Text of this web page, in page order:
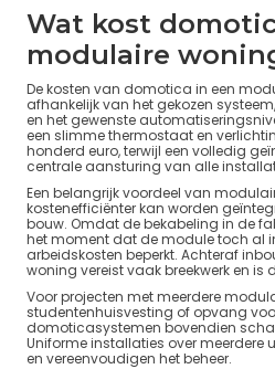
Wat kost
modulaire
De kosten van domotica in een
afhankelijk van het gekozen
en het gewenste
een slimme thermostaat en
honderd euro, terwijl een volledig
centrale aansturing van alle
Een belangrijk voordeel van
kostenefficiënter kan worden
bouw. Omdat de bekabeling in de
het moment dat de module toch al
arbeidskosten beperkt. Achteraf
woning vereist vaak breekwerk en is
Voor projecten met meerdere
studentenhuisvesting of opvang
domoticasystemen bovendien
Uniforme installaties over meerdere
en vereenvoudigen het beheer.